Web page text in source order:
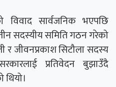
विवाद सार्वजनिक भएपछि
सदस्यीय समिति गठन गरेको
र जीवनप्रकाश सिटौला सदस्य
प्रतिवेदन बुझाउँदै
थियो।